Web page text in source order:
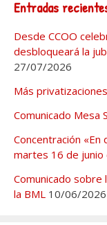
Entradas
Desde CCOO
desbloqueará la
27/07/2026
Más privatizaciones
Comunicado Mesa
Concentración
martes 16 de junio
Comunicado sobre
la BML 10/06/2026